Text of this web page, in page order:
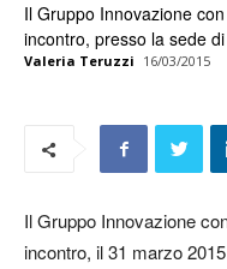
Il Gruppo Innovazione
incontro, presso la sede
Valeria Teruzzi 16/03/2015
Il Gruppo Innovazione
incontro, il 31 marzo